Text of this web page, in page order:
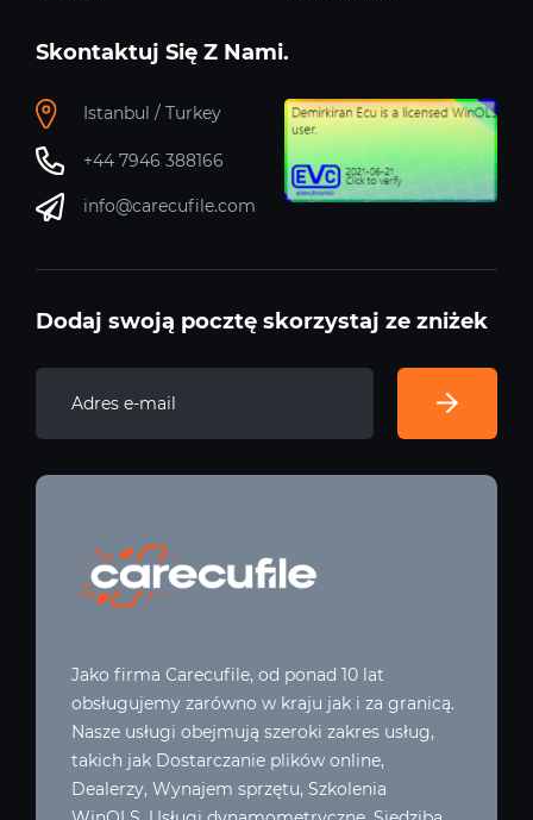
Skontaktuj Się Z Nami.
Istanbul / Turkey
+44 7946 388166
info@carecufile.com
Dodaj swoją pocztę skorzystaj ze zniżek
Jako firma Carecufile, od ponad 10 lat
obsługujemy zarówno w kraju jak i za granicą.
Nasze usługi obejmują szeroki zakres usług,
takich jak Dostarczanie plików online,
Dealerzy, Wynajem sprzętu, Szkolenia